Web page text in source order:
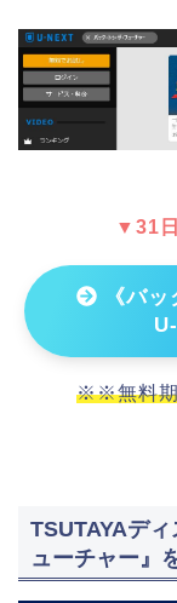
▼31
《バッ
※※無料期
TSUTAYAデ
ューチャー』